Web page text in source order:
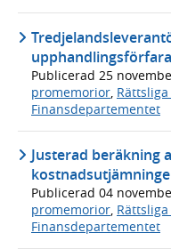
Publicerad 25
promemorior
Finansdepartementet
Justerad beräkning
Publicerad 04
promemorior,
Finansdepartementet